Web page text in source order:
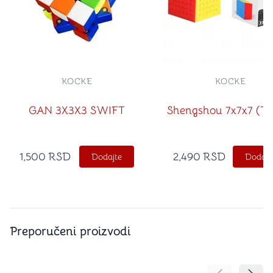
GAN 3X3X3 SWIFT
KOCKE
1,500 RSD Dodajte
Shengshou 7x7x7
KOCKE
2,490 RSD
Preporučeni proizvodi